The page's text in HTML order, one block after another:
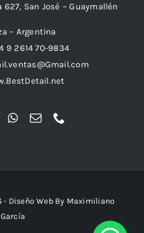
627, San José – Guaymallén
– Argentina
9 2614 70-9834
- Diseño Web By Maximiliano
García